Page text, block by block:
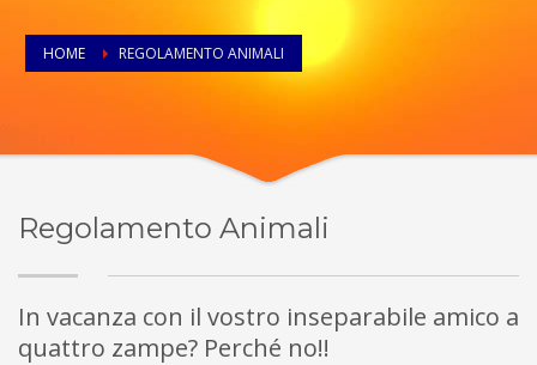
HOME REGOLAMENTO ANIMALI
Regolamento Animali
In vacanza con il vostro inseparabile amico a
quattro zampe? Perché no!!